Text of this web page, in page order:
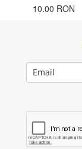
10.00 RON